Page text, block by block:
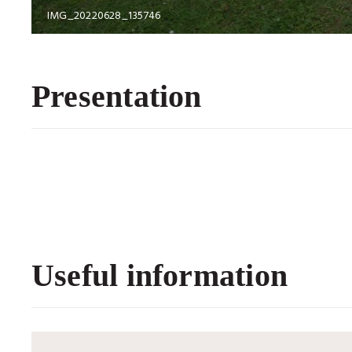
IMG_20220628_135746
Presentation
Useful information